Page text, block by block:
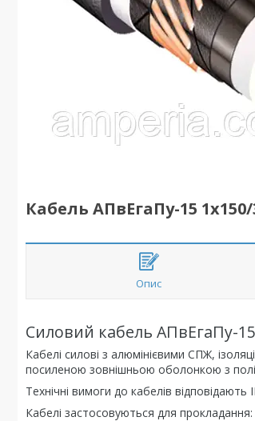
Кабель АПвЕгаПу-15 1х150/
Опис
Силовий кабель АПвЕгаПу-
Кабелі силові з алюмінієвими СПЖ,
посиленою зовнішньою оболонкою з
Технічні вимоги до кабелів відповідають
Кабелі застосовуються для прокладання: